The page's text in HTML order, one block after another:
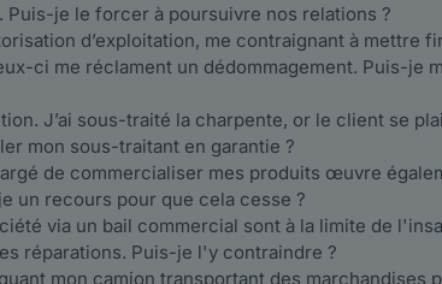
je le forcer à poursuivre nos relations ?
d’exploitation, me contraignant à mettre
ci me réclament un dédommagement. Puis-je
J’ai sous-traité la charpente, or le client se
mon sous-traitant en garantie ?
de commercialiser mes produits œuvre
un recours pour que cela cesse ?
via un bail commercial sont à la limite de
réparations. Puis-je l'y contraindre ?
mon camion transportant des marchandises